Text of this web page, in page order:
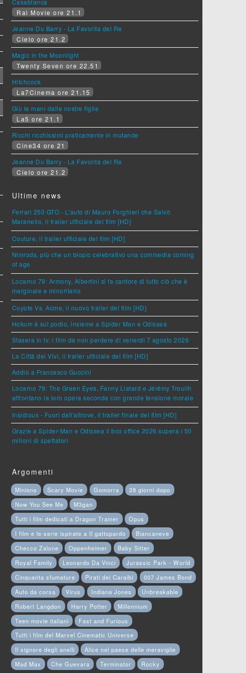
Casablanca
Rai Movie ore 21.1
Jeanne Du Barry - La Favorita del Re
Cielo ore 21.2
Magic in the Moonlight
Twenty Seven ore 22.51
Hitchcock
La7Cinema ore 21.15
Giù le mani dalle nostre figlie
La5 ore 21.1
Ricchi ricchissimi praticamente in mutande
Cine34 ore 21
Jeanne Du Barry - La Favorita del Re
Cielo ore 21.2
Ultime news
Ferrari 250 GTO - L'auto di Mauro Forghieri che Salvò
Maranello, il trailer ufficiale del film [HD]
Couture, il trailer ufficiale del film [HD]
Nimrods, più che un biopic celebrativo una commedia coming
of age
Locarno 79: Armony, Albertini si fa cantore di tutto ciò che è
marginale e minoritario
Coyote Vs. Acme, il nuovo trailer del film [HD]
Hokum è sul podio, insieme a Spider Man e Odissea
Stasera in tv: i film da non perdere di venerdì 7 agosto 2026
La Città dei Vivi, il trailer ufficiale del film [HD]
Addio a Francesco Guccini
Locarno 79: The Green Eyes, Fanny Liatard e Jérémy Trouilh
affrontano la loro opera seconda con grande tensione morale
Insidious - Fuori dall'altrove, il trailer finale del film [HD]
Grazie a Spider-Man e Odissea il box office 2026 supera i 50
milioni di spettatori
Argomenti
Minions Scary Movie Gomorra
28 giorni dopo
Now You See Me
M3gan
Tutti i film dedicati a Dragon Trainer
Opus
I film e le serie ispirate a Il gattopardo
Biancaneve
Checco Zalone
Oppenheimer
Baby Sitter
Royal Family
Leonardo Da Vinci
Jurassic Park - World
Cinquanta sfumature
Pirati dei Caraibi
007 James Bond
Auto da corsa
Virus Indiana Jones
Unbreakable
Robert Langdon
Harry Potter
Millennium
Teen movie italiani
Fast and Furious
Tutti i film del Marvel Cinematic Universe
Il signore degli anelli
Alice nel paese delle meraviglie
Mad Max
Che Guevara Terminator Rocky